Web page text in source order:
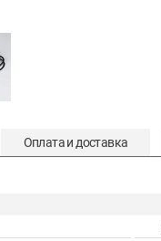
Оплата и доставка